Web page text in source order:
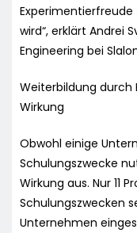
wird“, erklärt Andrei
Engineering bei
Weiterbildung durch
Wirkung
Obwohl einige
Schulungszwecke
Wirkung aus. Nur 11
Schulungszwecken
Unternehmen